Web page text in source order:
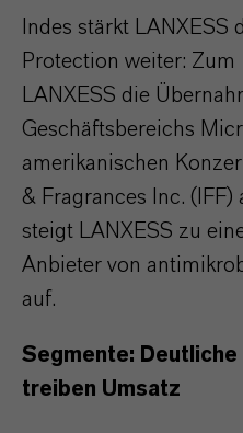
Indes stärkt LANXESS
Protection weiter:
LANXESS die
Geschäftsbereichs
amerikanischen
& Fragrances Inc.
steigt LANXESS zu
Anbieter von
auf.
Segmente:
treiben Umsatz